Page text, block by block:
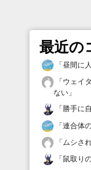
最近の
「昼間に
「ウェイ
ない 」
「勝手に
「連合体
「 ムシさ
「鼠取り